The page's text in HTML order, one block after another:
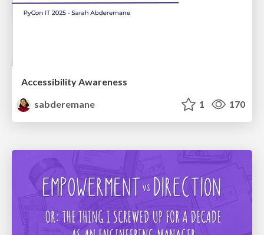
Accessibility Awareness
sabderemane
1 170